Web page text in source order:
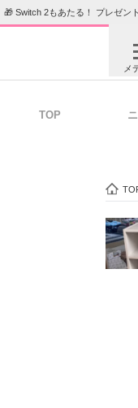
🎁 Switch 2もあたる！ プレゼン
メ
TOP